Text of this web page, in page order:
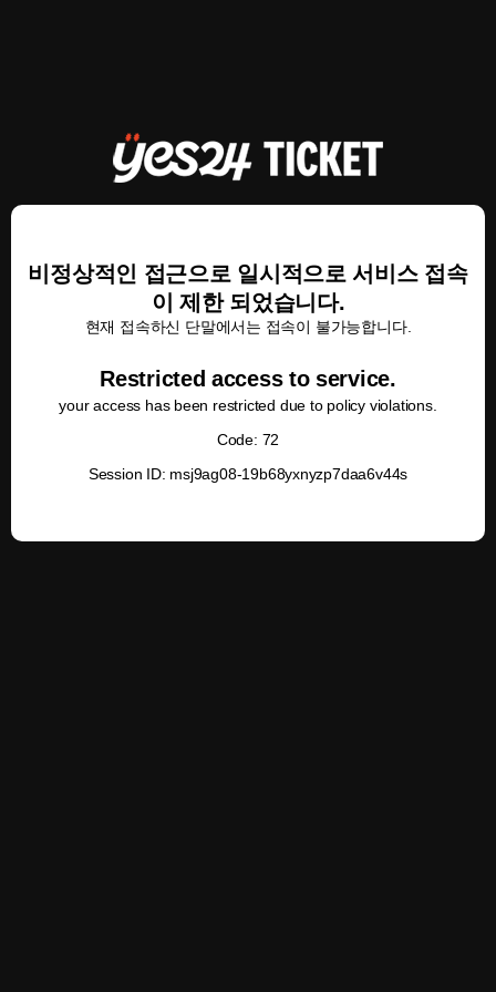
비정상적인 접근으로 일시적으로 서비스 접속
이 제한 되었습니다.
현재 접속하신 단말에서는 접속이 불가능합니다.
Restricted access to service.
your access has been restricted due to policy violations.
Code: 72
Session ID: msj9ag08-19b68yxnyzp7daa6v44s